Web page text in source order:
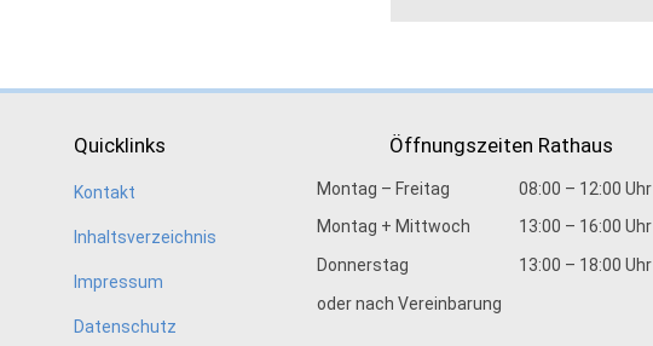
Quicklinks
Kontakt
Inhaltsverzeichnis
Impressum
Datenschutz
Öffnungszeiten Rathaus
Montag – Freitag
08:00 – 12:00 Uhr
Montag + Mittwoch
13:00 – 16:00 Uhr
Donnerstag
13:00 – 18:00 Uhr
oder nach Vereinbarung